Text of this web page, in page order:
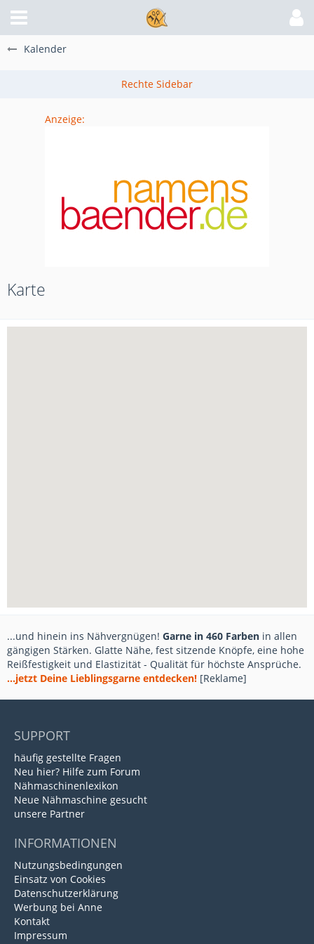
Kalender
Anzeige:
Karte
...und hinein ins Nähvergnügen! Garne in 460 Farben in allen
gängigen Stärken. Glatte Nähe, fest sitzende Knöpfe, eine hohe
Reißfestigkeit und Elastizität - Qualität für höchste Ansprüche.
...jetzt Deine Lieblingsgarne entdecken! [Reklame]
SUPPORT
häufig gestellte Fragen
Neu hier? Hilfe zum Forum
Nähmaschinenlexikon
Neue Nähmaschine gesucht
unsere Partner
INFORMATIONEN
Nutzungsbedingungen
Einsatz von Cookies
Datenschutzerklärung
Werbung bei Anne
Kontakt
Impressum